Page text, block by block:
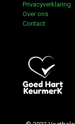
Privacyverklaring
Over ons
Contact